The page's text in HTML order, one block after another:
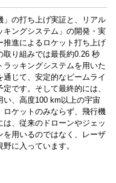
の打ち上げ実証と、リアル
キングシステム」の開発・実
進によるロケット打ち上げ
取り組みでは最長約0.26 秒
ッキングシステムを用いた
じて、安定的なビームライ
です。そして最終的には、
い、高度100 km以上の宇宙
ロケットのみならず、飛行機
、従来のドローンやジェッ
を用いるのではなく、レーザ
に入っています。